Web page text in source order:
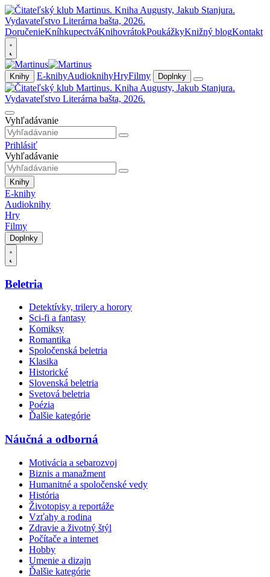
DoručenieKníhkupectváKnihovrátokPoukážkyKnižný blogKontakt
Knihy E-knihyAudioknihyHryFilmy Doplnky
Vyhľadávanie
Prihlásiť
Vyhľadávanie
Knihy
E-knihy
Audioknihy
Hry
Filmy
Doplnky
Beletria
Detektívky, trilery a horory
Sci-fi a fantasy
Komiksy
Romantika
Spoločenská beletria
Klasika
Historické
Slovenská beletria
Svetová beletria
Poézia
Ďalšie kategórie
Náučná a odborná
Motivácia a sebarozvoj
Biznis a manažment
Humanitné a spoločenské vedy
História
Životopisy a reportáže
Vzťahy a rodina
Zdravie a životný štýl
Počítače a internet
Hobby
Umenie a dizajn
Ďalšie kategórie